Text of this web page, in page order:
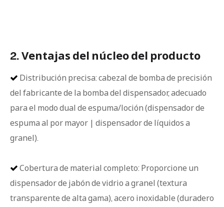
2. Ventajas del núcleo del producto
 Distribución precisa: cabezal de bomba de precisión
del fabricante de la bomba del dispensador, adecuado
para el modo dual de espuma/loción (dispensador de
espuma al por mayor | dispensador de líquidos a
granel).
 Cobertura de material completo: Proporcione un
dispensador de jabón de vidrio a granel (textura
transparente de alta gama), acero inoxidable (duradero